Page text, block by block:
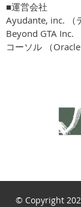
■運営会社
Ayudante, inc. （
Beyond GTA Inc.
コーソル （
© Copyright